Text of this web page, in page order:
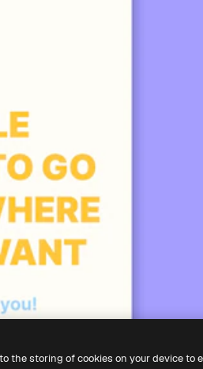
the storing of cookies on your device to